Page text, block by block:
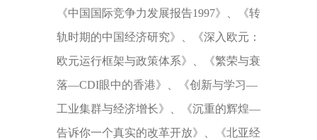
《中国国际竞争力发展报告1997》、《转
轨时期的中国经济研究》、《深入欧元：
欧元运行框架与政策体系》、《繁荣与衰
落—CDI眼中的香港》、《创新与学习—
工业集群与经济增长》、《沉重的辉煌—
告诉你一个真实的改革开放》、《北亚经